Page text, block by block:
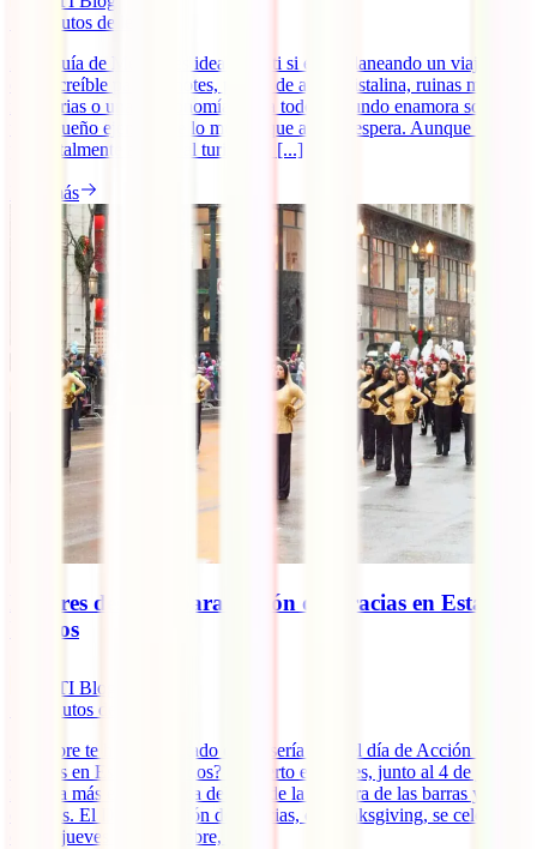
minutos de lectura
Esta Guía de México es ideal para ti si estás planeando un viaje a
este increíble país. Cenotes, playas de agua cristalina, ruinas mayas
milenarias o una gastronomía que a todo el mundo enamora son solo
un pequeño ejemplo de lo mucho que aquí te espera. Aunque es un
país totalmente abierto al turismo y [...]
Leer más
Mejores destinos para Acción de Gracias en Estados
Unidos
IATI Blog
minutos de lectura
¿Siempre te has preguntado cómo sería vivir el día de Acción de
Gracias en Estados Unidos? Lo cierto es que es, junto al 4 de julio,
la fiesta más emblemática del país de la bandera de las barras y
estrellas. El Día de Acción de Gracias, o Thanksgiving, se celebra el
cuarto jueves de noviembre, [...]